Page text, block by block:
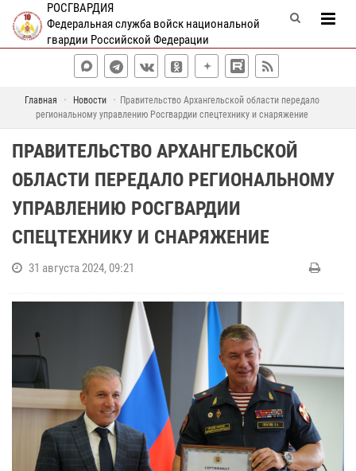
РОСГВАРДИЯ
Федеральная служба войск национальной
гвардии Российской Федерации
Главная Новости
Правительство Архангельской области передало
региональному управлению Росгвардии спецтехнику и снаряжение
ПРАВИТЕЛЬСТВО АРХАНГЕЛЬСКОЙ
ОБЛАСТИ ПЕРЕДАЛО РЕГИОНАЛЬНОМУ
УПРАВЛЕНИЮ РОСГВАРДИИ
СПЕЦТЕХНИКУ И СНАРЯЖЕНИЕ
31 августа 2024, 09:21